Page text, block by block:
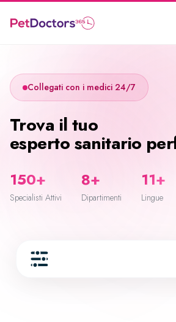
Collegati con i medici 24/7
Trova il tuo
esperto sanitario
150+
Specialisti Attivi
8+
Dipartimenti
11+
Lingue